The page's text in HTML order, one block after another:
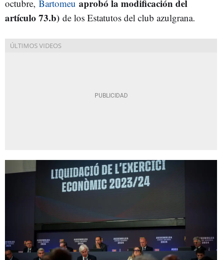
octubre, Bartomeu aprobó la modificación del
artículo 73.b) de los Estatutos del club azulgrana.